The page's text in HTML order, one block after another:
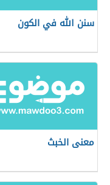
سنن الله في الكون
معنى الخبث